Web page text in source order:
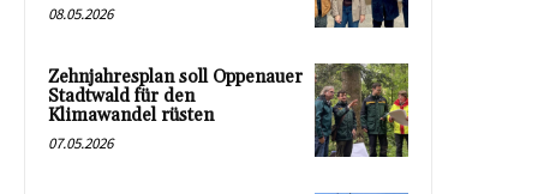
08.05.2026
Zehnjahresplan soll Oppenauer
Stadtwald für den
Klimawandel rüsten
07.05.2026